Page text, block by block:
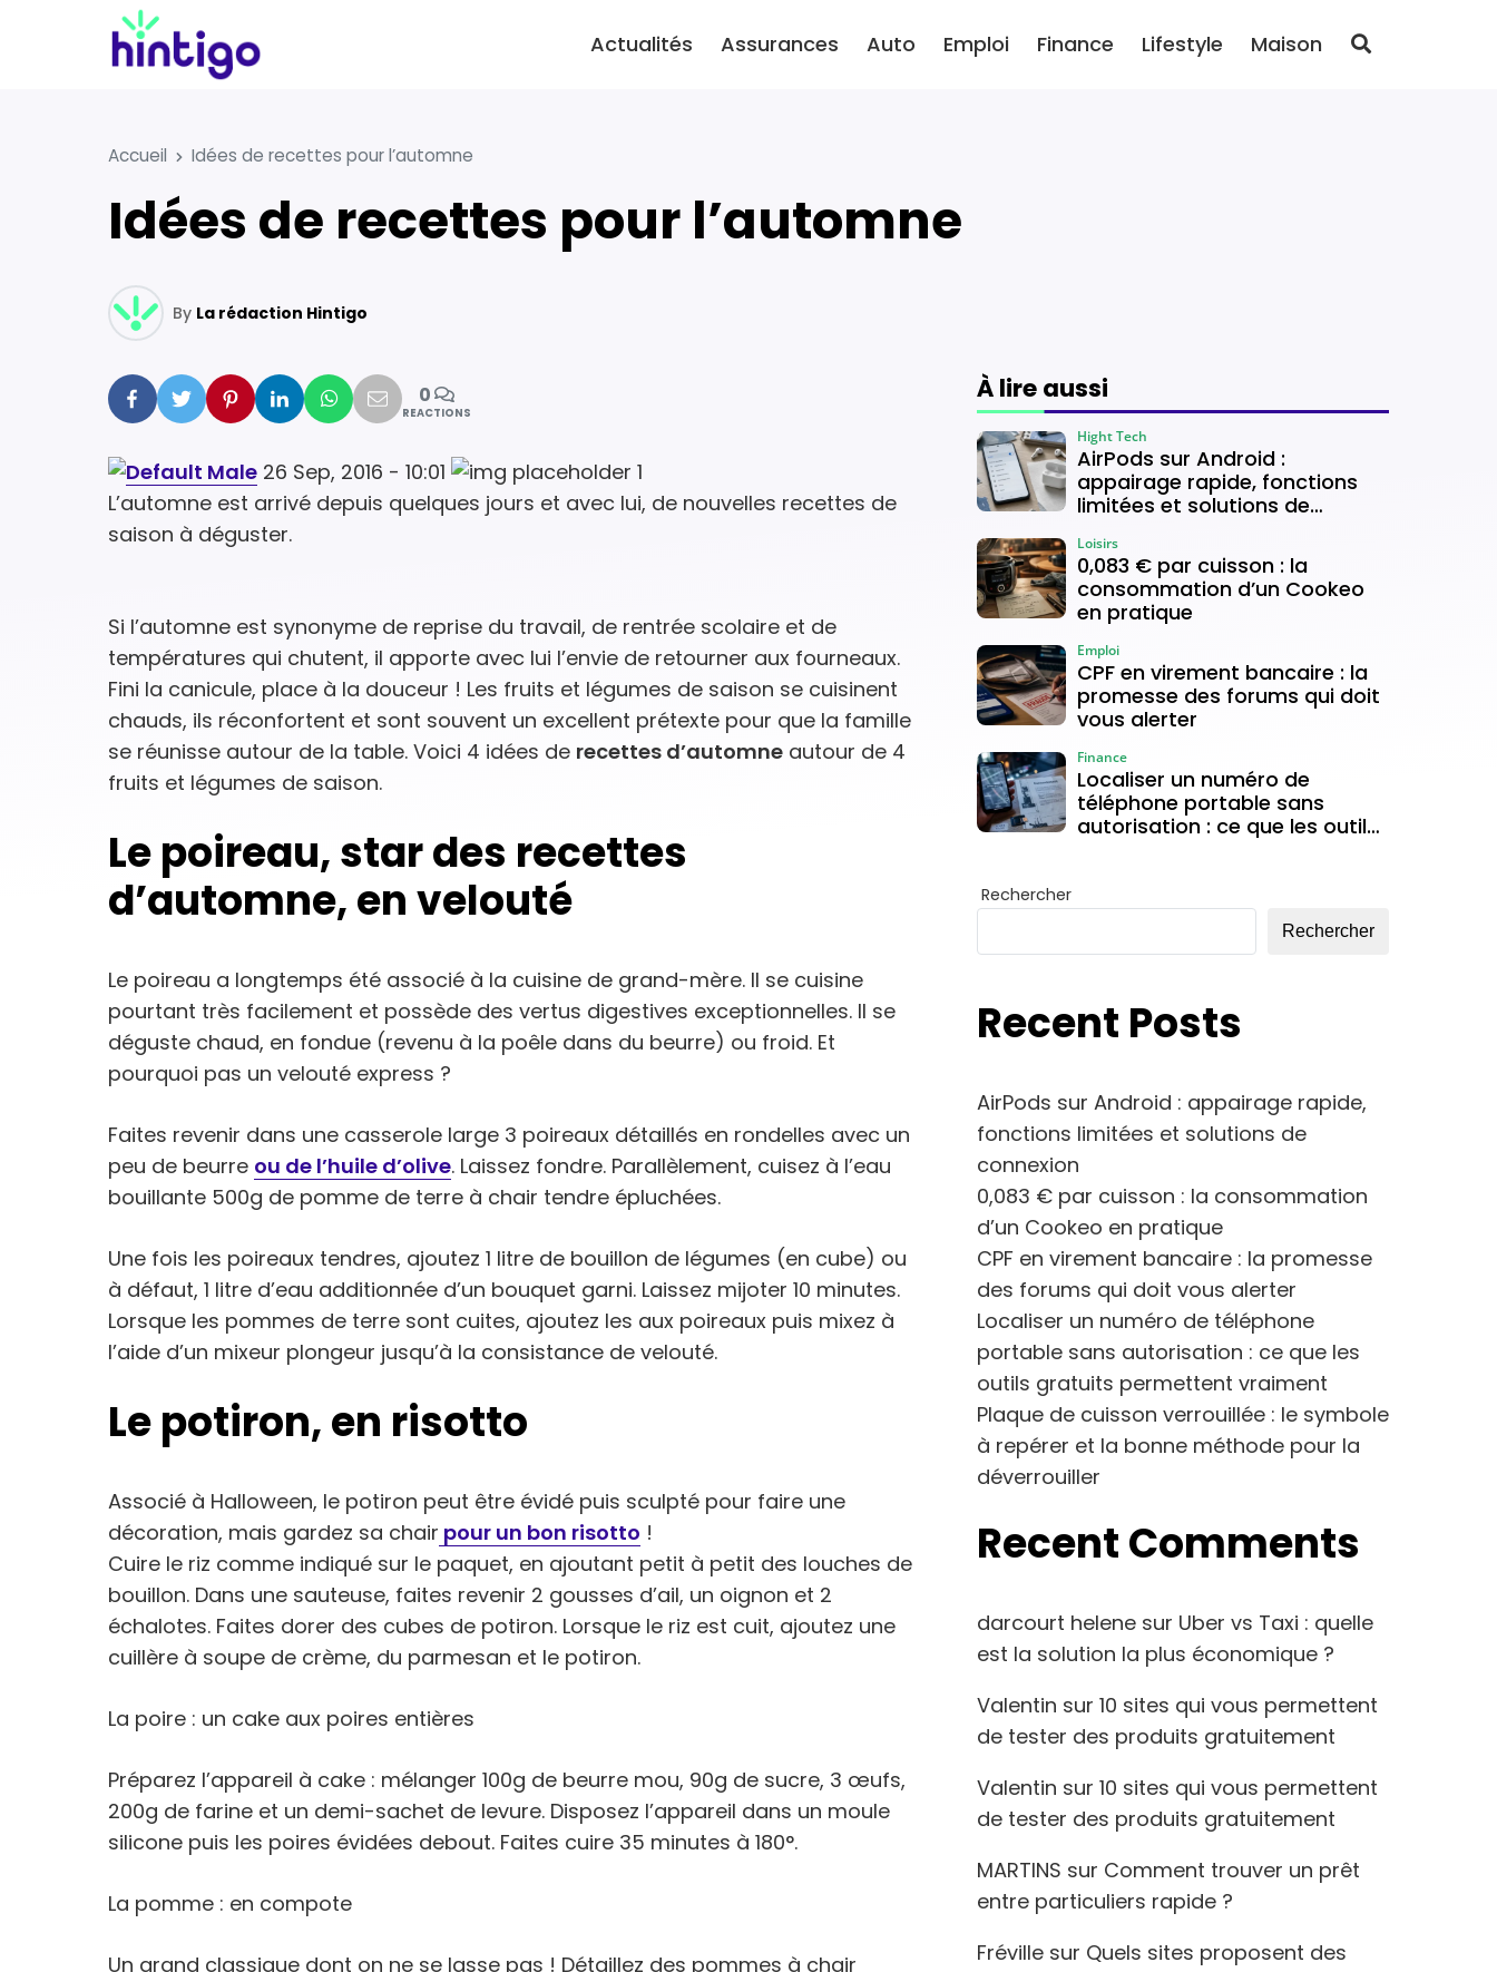
Actualités Assurances Auto Emploi Finance Lifestyle Maison
Accueil Idées de recettes pour l’automne
Idées de recettes pour l’automne
By La rédaction Hintigo
Facebook
Twitter PinterestLinkedinWhatsapp
Mail0
REACTIONS
26 Sep, 2016 - 10:01
L’automne est arrivé depuis quelques jours et avec lui, de nouvelles recettes de
saison à déguster.
Si l’automne est synonyme de reprise du travail, de rentrée scolaire et de
températures qui chutent, il apporte avec lui l’envie de retourner aux fourneaux.
Fini la canicule, place à la douceur ! Les fruits et légumes de saison se cuisinent
chauds, ils réconfortent et sont souvent un excellent prétexte pour que la famille
se réunisse autour de la table. Voici 4 idées de recettes d’automne autour de 4
fruits et légumes de saison.
Le poireau, star des recettes
d’automne, en velouté
Le poireau a longtemps été associé à la cuisine de grand-mère. Il se cuisine
pourtant très facilement et possède des vertus digestives exceptionnelles. Il se
déguste chaud, en fondue (revenu à la poêle dans du beurre) ou froid. Et
pourquoi pas un velouté express ?
Faites revenir dans une casserole large 3 poireaux détaillés en rondelles avec un
peu de beurre ou de l’huile d’olive. Laissez fondre. Parallèlement, cuisez à l’eau
bouillante 500g de pomme de terre à chair tendre épluchées.
Une fois les poireaux tendres, ajoutez 1 litre de bouillon de légumes (en cube) ou
à défaut, 1 litre d’eau additionnée d’un bouquet garni. Laissez mijoter 10 minutes.
Lorsque les pommes de terre sont cuites, ajoutez les aux poireaux puis mixez à
l’aide d’un mixeur plongeur jusqu’à la consistance de velouté.
Le potiron, en risotto
Associé à Halloween, le potiron peut être évidé puis sculpté pour faire une
décoration, mais gardez sa chair pour un bon risotto !
Cuire le riz comme indiqué sur le paquet, en ajoutant petit à petit des louches de
bouillon. Dans une sauteuse, faites revenir 2 gousses d’ail, un oignon et 2
échalotes. Faites dorer des cubes de potiron. Lorsque le riz est cuit, ajoutez une
cuillère à soupe de crème, du parmesan et le potiron.
La poire : un cake aux poires entières
Préparez l’appareil à cake : mélanger 100g de beurre mou, 90g de sucre, 3 œufs,
200g de farine et un demi-sachet de levure. Disposez l’appareil dans un moule
silicone puis les poires évidées debout. Faites cuire 35 minutes à 180°.
La pomme : en compote
Un grand classique dont on ne se lasse pas ! Détaillez des pommes à chair
À lire aussi
AirPods sur Android :
appairage rapide, fonctions
limitées et solutions de
Hight Tech
0,083 € par cuisson : la
consommation d’un Cookeo
en pratique
Loisirs
CPF en virement bancaire : la
promesse des forums qui doit
vous alerter
Emploi
Localiser un numéro de
téléphone portable sans
autorisation : ce que les outils
Finance
Rechercher
Rechercher
Recent Posts
AirPods sur Android : appairage rapide,
fonctions limitées et solutions de
connexion
0,083 € par cuisson : la consommation
d’un Cookeo en pratique
CPF en virement bancaire : la promesse
des forums qui doit vous alerter
Localiser un numéro de téléphone
portable sans autorisation : ce que les
outils gratuits permettent vraiment
Plaque de cuisson verrouillée : le symbole
à repérer et la bonne méthode pour la
déverrouiller
Recent Comments
darcourt helene sur Uber vs Taxi : quelle
est la solution la plus économique ?
Valentin sur 10 sites qui vous permettent
de tester des produits gratuitement
Valentin sur 10 sites qui vous permettent
de tester des produits gratuitement
MARTINS sur Comment trouver un prêt
entre particuliers rapide ?
Fréville sur Quels sites proposent des